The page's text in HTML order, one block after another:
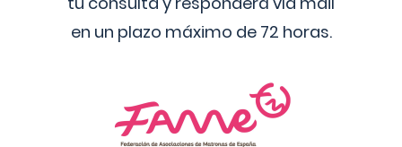
en un plazo máximo de 72 horas.